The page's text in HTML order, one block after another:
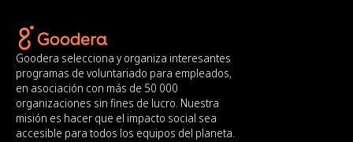
Goodera selecciona y organiza interesantes
programas de voluntariado para empleados,
en asociación con más de 50 000
organizaciones sin fines de lucro. Nuestra
misión es hacer que el impacto social sea
accesible para todos los equipos del planeta.